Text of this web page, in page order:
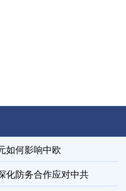
如何影响中欧
化防务合作应对中共